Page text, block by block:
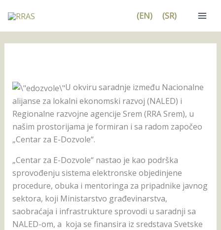
na
sadržaj
(EN) (SR)
U okviru saradnje između Nacionalne
alijanse za lokalni ekonomski razvoj (NALED) i
Regionalne razvojne agencije Srem (RRA Srem), u
našim prostorijama je formiran i sa radom započeo
„Centar za E-Dozvole“.
„Centar za E-Dozvole“ nastao je kao podrška
sprovođenju sistema elektronske objedinjene
procedure, obuka i mentoringa za pripadnike javnog
sektora, koji Ministarstvo građevinarstva,
saobraćaja i infrastrukture sprovodi u saradnji sa
NALED-om, a koja se finansira iz sredstava Svetske